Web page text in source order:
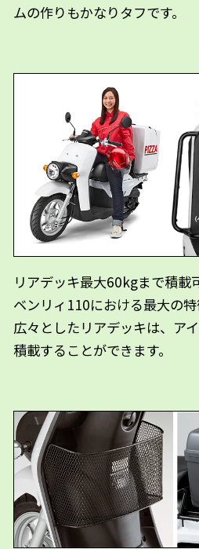
ムの作りもかなりタフです。
リアデッキ最大60kgまで積載
ベンリィ110における最大の
広々としたリアデッキは、ア
積載することができます。